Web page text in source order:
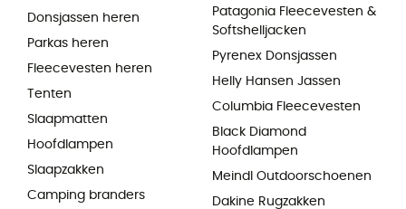
Donsjassen heren
Parkas heren
Fleecevesten heren
Tenten
Slaapmatten
Hoofdlampen
Slaapzakken
Camping branders
Patagonia Fleecevesten &
Softshelljacken
Pyrenex Donsjassen
Helly Hansen Jassen
Columbia Fleecevesten
Black Diamond
Hoofdlampen
Meindl Outdoorschoenen
Dakine Rugzakken